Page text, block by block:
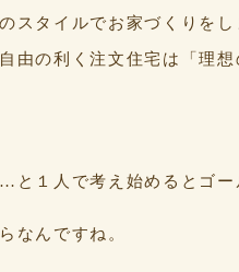
スタイルでお家づくりをし
由の利く注文住宅は「理想
と１人で考え始めるとゴー
なんですね。